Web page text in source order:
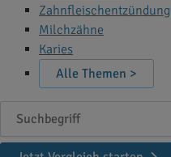
Zahnfleischentzündung
Milchzähne
Karies
Alle Themen >
Suchbegriff